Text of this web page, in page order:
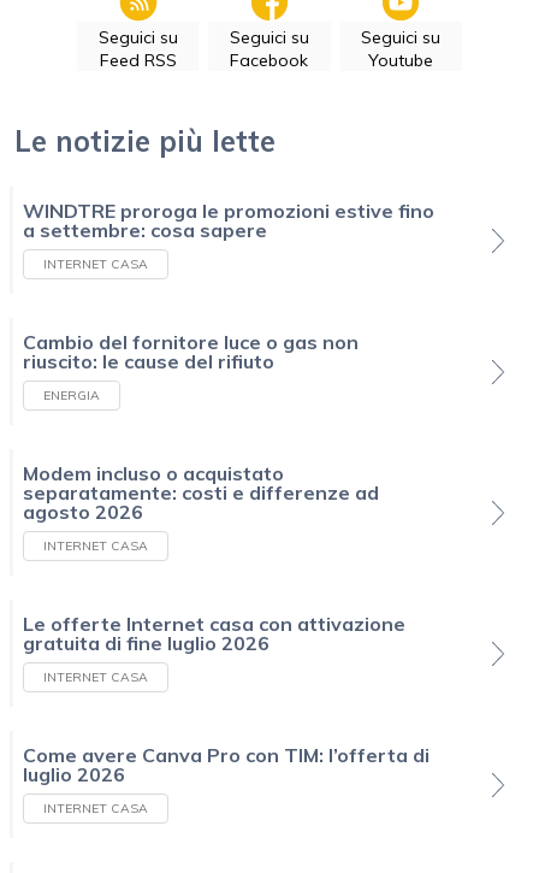
Seguici su
Feed RSS
Seguici su
Facebook
Seguici su
Youtube
Le notizie più lette
WINDTRE proroga le promozioni estive fino
a settembre: cosa sapere
INTERNET CASA
Cambio del fornitore luce o gas non
riuscito: le cause del rifiuto
ENERGIA
Modem incluso o acquistato
separatamente: costi e differenze ad
agosto 2026
INTERNET CASA
Le offerte Internet casa con attivazione
gratuita di fine luglio 2026
INTERNET CASA
Come avere Canva Pro con TIM: l’offerta di
luglio 2026
INTERNET CASA